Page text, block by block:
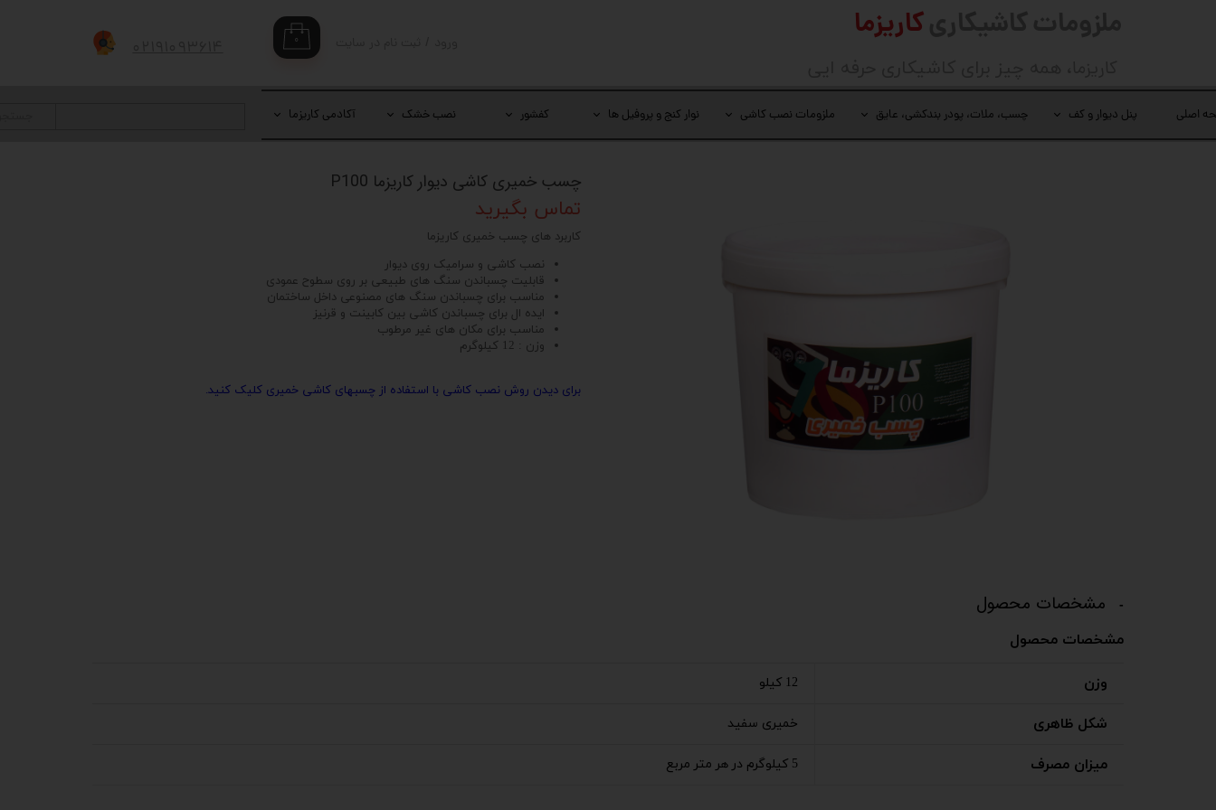
۰
تغییر گذر واژه
سفارشات
خروج از حساب کاربری
کاریزما
اصلی پنل دیوار و کف چسب، ملات، پودر بندکشی، عایق ملزومات نصب کاشی نوار کنج و پروفیل ها کفشور نصب خشک آکادمی کاریزما
چسب خمیری کاشی دیوار کاریزما P100
تماس بگیرید
کاربرد های چسب خمیری کاریزما
نصب کاشی و سرامیک روی دیوار
قابلیت چسباندن سنگ های طبیعی بر روی سطوح عمودی
مناسب برای چسباندن سنگ های مصنوعی داخل ساختمان
ایده ال برای چسباندن کاشی بین کابینت و قرنیز
مناسب برای مکان های غیر مرطوب
وزن : 12 کیلوگرم
برای دیدن روش نصب کاشی با استفاده از چسبهای کاشی خمیری کلیک کنید.
مشخصات محصول
مشخصات محصول
وزن 12 کیلو
شکل ظاهری خمیری سفید
میزان مصرف 5 کیلوگرم در هر متر مربع